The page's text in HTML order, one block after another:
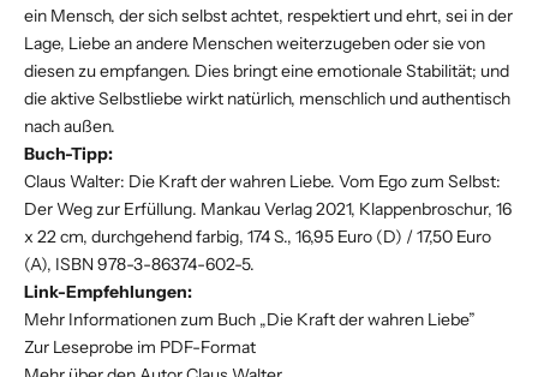
ein Mensch, der sich selbst achtet, respektiert und ehrt, sei in der
Lage, Liebe an andere Menschen weiterzugeben oder sie von
diesen zu empfangen. Dies bringt eine emotionale Stabilität; und
die aktive Selbstliebe wirkt natürlich, menschlich und authentisch
nach außen.
Buch-Tipp:
Claus Walter: Die Kraft der wahren Liebe. Vom Ego zum Selbst:
Der Weg zur Erfüllung. Mankau Verlag 2021, Klappenbroschur, 16
x 22 cm, durchgehend farbig, 174 S., 16,95 Euro (D) / 17,50 Euro
(A), ISBN 978-3-86374-602-5.
Link-Empfehlungen:
Mehr Informationen zum Buch „Die Kraft der wahren Liebe”
Zur Leseprobe im PDF-Format